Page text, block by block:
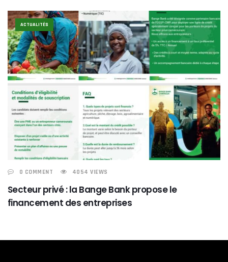
ACTUALITÉS
0 COMMENT 4054 VIEWS
Secteur privé : la Bange Bank propose le
financement des entreprises